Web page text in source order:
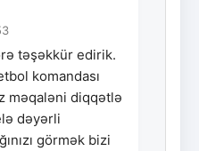
təşəkkür edirik.
komandası
məqaləni diqqətlə
dəyərli
görmək bizi